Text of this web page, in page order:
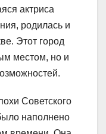
актриса
родилась и
Этот город
местом, но и
Советского
наполнено